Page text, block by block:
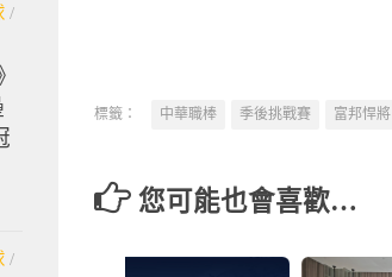
標籤： 中華職棒 季後挑戰賽 富邦悍將
您可能也會喜歡…
/
/